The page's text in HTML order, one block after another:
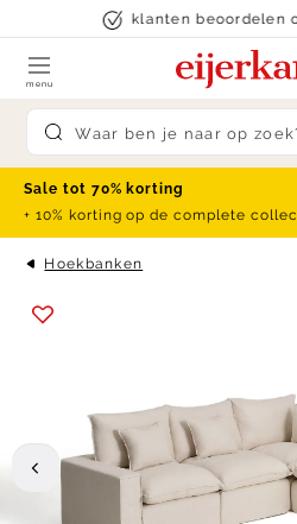
Skip to contentklanten beoordelen
Submit search
menu
Sale tot 70% korting
+ 10% korting op de complete
Hoekbanken